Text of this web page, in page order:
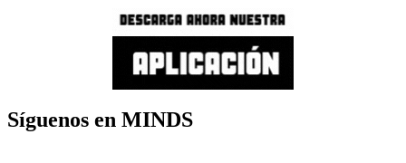
Síguenos en MINDS